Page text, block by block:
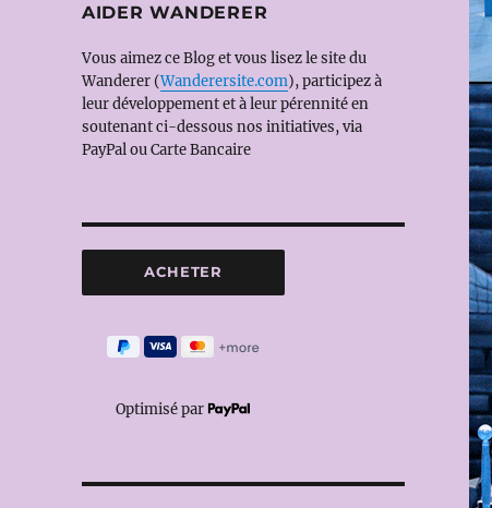
AIDER WANDERER
Vous aimez ce Blog et vous lisez le site du
Wanderer (Wanderersite.com), participez à
leur développement et à leur pérennité en
soutenant ci-dessous nos initiatives, via
PayPal ou Carte Bancaire
Optimisé par